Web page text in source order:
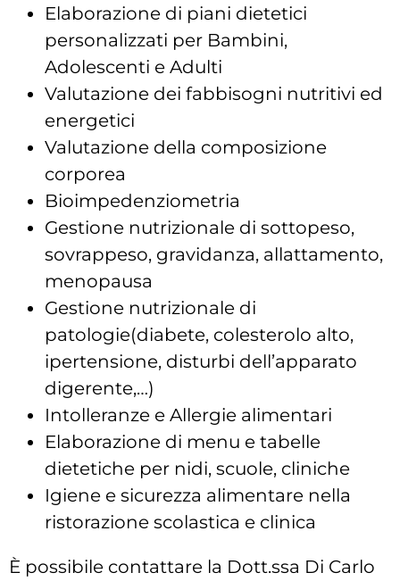
Elaborazione di piani dietetici
personalizzati per Bambini,
Adolescenti e Adulti
Valutazione dei fabbisogni nutritivi ed
energetici
Valutazione della composizione
corporea
Bioimpedenziometria
Gestione nutrizionale di sottopeso,
sovrappeso, gravidanza, allattamento,
menopausa
Gestione nutrizionale di
patologie(diabete, colesterolo alto,
ipertensione, disturbi dell’apparato
digerente,…)
Intolleranze e Allergie alimentari
Elaborazione di menu e tabelle
dietetiche per nidi, scuole, cliniche
Igiene e sicurezza alimentare nella
ristorazione scolastica e clinica
È possibile contattare la Dott.ssa Di Carlo